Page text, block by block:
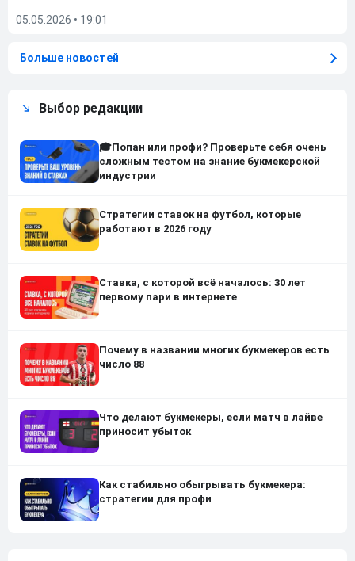
05.05.2026 • 19:01
Больше новостей
Выбор редакции
🎓Попан или профи? Проверьте себя очень
сложным тестом на знание букмекерской
индустрии
Стратегии ставок на футбол, которые
работают в 2026 году
Ставка, с которой всё началось: 30 лет
первому пари в интернете
Почему в названии многих букмекеров есть
число 88
Что делают букмекеры, если матч в лайве
приносит убыток
Как стабильно обыгрывать букмекера:
стратегии для профи